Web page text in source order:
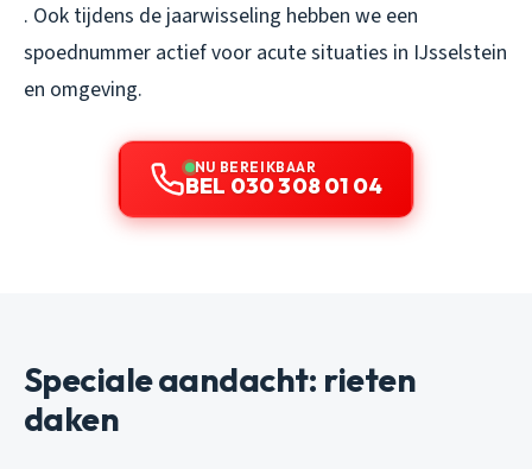
. Ook tijdens de jaarwisseling hebben we een
spoednummer actief voor acute situaties in IJsselstein
en omgeving.
NU BEREIKBAAR
BEL 030 308 01 04
Speciale aandacht: rieten
daken